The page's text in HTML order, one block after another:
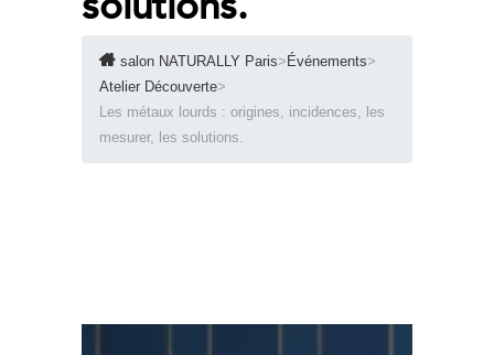
salon NATURALLY Paris> Événements>
Atelier Découverte>
Les métaux lourds : origines, incidences, les
mesurer, les solutions.